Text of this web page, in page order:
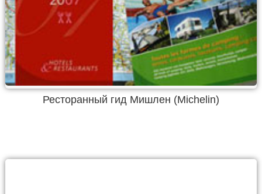
Ресторанный гид Мишлен (Michelin)